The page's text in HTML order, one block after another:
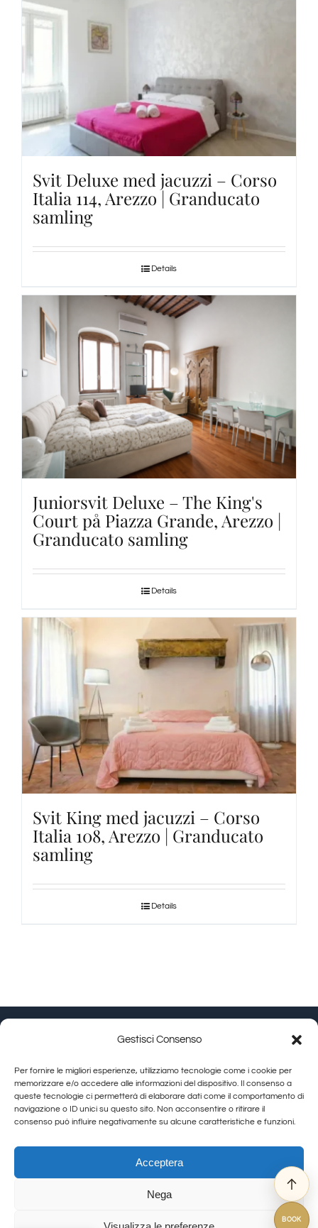
Gestisci Consenso
Per fornire le migliori esperienze, utilizziamo tecnologie come i cookie per
memorizzare e/o accedere alle informazioni del dispositivo. Il consenso a
queste tecnologie ci permetterà di elaborare dati come il comportamento di
navigazione o ID unici su questo sito. Non acconsentire o ritirare il
consenso può influire negativamente su alcune caratteristiche e funzioni.
Acceptera
Nega
Svit Deluxe med jacuzzi – Corso
Italia 114, Arezzo | Granducato
samling
Details
Juniorsvit Deluxe – The King's
Court på Piazza Grande, Arezzo |
Granducato samling
Details
Svit King med jacuzzi – Corso
Italia 108, Arezzo | Granducato
samling
Details
Granducato Gestioni srl | P.IVA 02215630514 | Via
Calamandrei 145 Arezzo (AR) |Cookie Policy|Privacy
Policy
Allegra Toscana Arezzo
© Copyright 2012 - 2026 | GranDucatoCollection | All Rights Reserved
BOOK